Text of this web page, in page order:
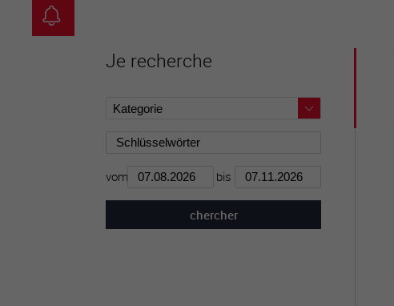
Je recherche
vom bis